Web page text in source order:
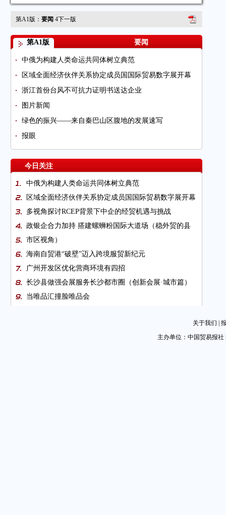
第A1版： 要闻 4下一版
第A1版 要闻
中俄为构建人类命运共同体树立典范
区域全面经济伙伴关系协定成员国国际贸易数字展开幕
浙江首份台风不可抗力证明书送达企业
图片新闻
绿色的振兴——来自秦巴山区腹地的发展速写
报眼
今日关注
中俄为构建人类命运共同体树立典范
区域全面经济伙伴关系协定成员国国际贸易数字展开幕
多视角探讨RCEP背景下中企的经贸机遇与挑战
政银企合力加持 搭建螺蛳粉国际大道场（稳外贸的县
市区视角）
海南自贸港“破壁”迈入跨境服贸新纪元
广州开发区优化营商环境有四招
长沙县做强会展服务长沙都市圈（创新会展·城市篇）
当唯品汇撞脸唯品会
关于我们
主办单位：中国贸易报